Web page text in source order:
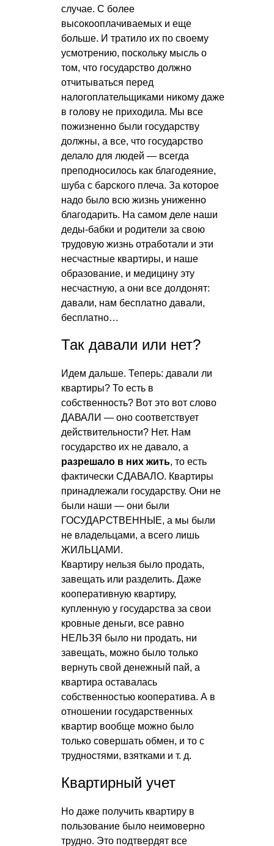
случае. С более
высокооплачиваемых и еще
больше. И тратило их по своему
усмотрению, поскольку мысль о
том, что государство должно
отчитываться перед
налогоплательщиками никому даже
в голову не приходила. Мы все
пожизненно были государству
должны, а все, что государство
делало для людей — всегда
преподносилось как благодеяние,
шуба с барского плеча. За которое
надо было всю жизнь униженно
благодарить. На самом деле наши
деды-бабки и родители за свою
трудовую жизнь отработали и эти
несчастные квартиры, и наше
образование, и медицину эту
несчастную, а они все долдонят:
давали, нам бесплатно давали,
бесплатно…
Так давали или нет?
Идем дальше. Теперь: давали ли
квартиры? То есть в
собственность? Вот это вот слово
ДАВАЛИ — оно соответствует
действительности? Нет. Нам
государство их не давало, а
разрешало в них жить, то есть
фактически СДАВАЛО. Квартиры
принадлежали государству. Они не
были наши — они были
ГОСУДАРСТВЕННЫЕ, а мы были
не владельцами, а всего лишь
ЖИЛЬЦАМИ.
Квартиру нельзя было продать,
завещать или разделить. Даже
кооперативную квартиру,
купленную у государства за свои
кровные деньги, все равно
НЕЛЬЗЯ было ни продать, ни
завещать, можно было только
вернуть свой денежный пай, а
квартира оставалась
собственностью кооператива. А в
отношении государственных
квартир вообще можно было
только совершать обмен, и то с
трудностями, взятками и т. д.
Квартирный учет
Но даже получить квартиру в
пользование было неимоверно
трудно. Это подтвердят все